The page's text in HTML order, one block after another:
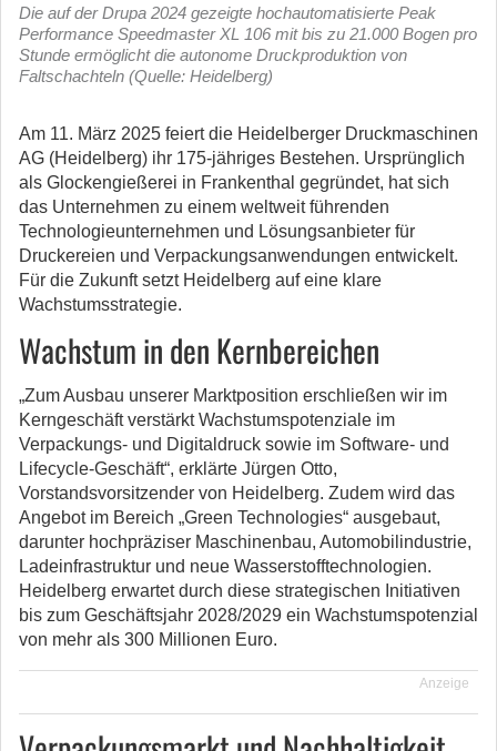
Die auf der Drupa 2024 gezeigte hochautomatisierte Peak
Performance Speedmaster XL 106 mit bis zu 21.000 Bogen pro
Stunde ermöglicht die autonome Druckproduktion von
Faltschachteln (Quelle: Heidelberg)
Am 11. März 2025 feiert die Heidelberger Druckmaschinen
AG (Heidelberg) ihr 175-jähriges Bestehen. Ursprünglich
als Glockengießerei in Frankenthal gegründet, hat sich
das Unternehmen zu einem weltweit führenden
Technologieunternehmen und Lösungsanbieter für
Druckereien und Verpackungsanwendungen entwickelt.
Für die Zukunft setzt Heidelberg auf eine klare
Wachstumsstrategie.
Wachstum in den Kernbereichen
„Zum Ausbau unserer Marktposition erschließen wir im
Kerngeschäft verstärkt Wachstumspotenziale im
Verpackungs- und Digitaldruck sowie im Software- und
Lifecycle-Geschäft“, erklärte Jürgen Otto,
Vorstandsvorsitzender von Heidelberg. Zudem wird das
Angebot im Bereich „Green Technologies“ ausgebaut,
darunter hochpräziser Maschinenbau, Automobilindustrie,
Ladeinfrastruktur und neue Wasserstofftechnologien.
Heidelberg erwartet durch diese strategischen Initiativen
bis zum Geschäftsjahr 2028/2029 ein Wachstumspotenzial
von mehr als 300 Millionen Euro.
Anzeige